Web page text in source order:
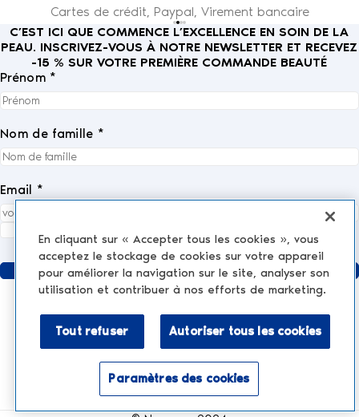
Cartes de crédit, Paypal, Virement bancaire
C’EST ICI QUE COMMENCE L’EXCELLENCE EN SOIN DE LA
PEAU. INSCRIVEZ-VOUS À NOTRE NEWSLETTER ET RECEVEZ
-15 % SUR VOTRE PREMIÈRE COMMANDE BEAUTÉ
Prénom *
Nom de famille *
Email *
Envoyer
MÉDECINE ESTHÉTIQUE
Injections et produits de comblement
Mentions légalesActiver le mode accessibilité
En cliquant sur « Accepter tous les cookies », vous
acceptez le stockage de cookies sur votre appareil
pour améliorer la navigation sur le site, analyser son
utilisation et contribuer à nos efforts de marketing.
Tout refuser Autoriser tous les cookies
Paramètres des cookies